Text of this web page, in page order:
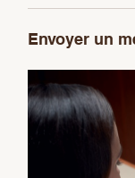
Envoyer un